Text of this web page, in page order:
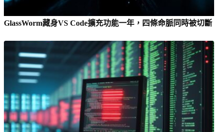
GlassWorm藏身VS Code擴充功能一年，四條命脈同時被切斷